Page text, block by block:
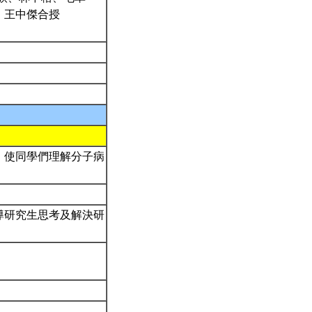
王中傑合授
同學們理解分子病
研究生思考及解決研